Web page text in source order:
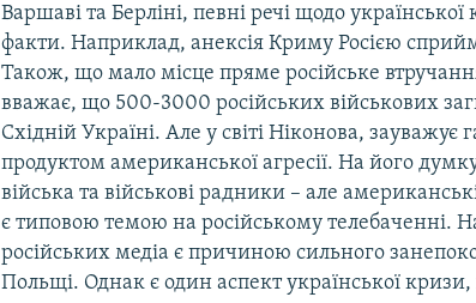
Варшаві та Берліні, певні речі щодо
факти. Наприклад, анексія Криму Росією
Також, що мало місце пряме російське
вважає, що 500-3000 російських військових
Східній Україні. Але у світі Ніконова, зауважує
продуктом американської агресії. На його
війська та військові радники – але
є типовою темою на російському телебаченні.
російських медіа є причиною сильного
Польщі. Однак є один аспект української кризи,